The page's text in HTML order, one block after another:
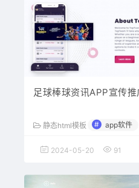
足球棒球资讯APP宣传
静态html模板 # app软件
2024-05-20 91